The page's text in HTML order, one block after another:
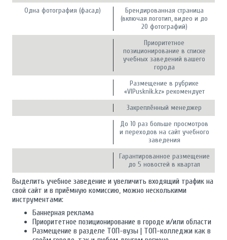
Одна фотография (фасад)
Брендированная страница
(включая логотип, видео и до
20 фотографий)
Приоритетное
позиционирование в списке
учебных заведений вашего
города
Размещение в рубрике
«VIPusknik.kz» рекомендует
Закреплённый менеджер
До 10 раз больше просмотров
и переходов на сайт учебного
заведения
Гарантированное размещение
до 5 новостей в квартал
Выделить учебное заведение и увеличить входящий трафик на
свой сайт и в приёмную комиссию, можно несколькими
инструментами:
Баннерная реклама
Приоритетное позиционирование в городе и/или области
Размещение в разделе ТОП-вузы | ТОП-колледжи как в